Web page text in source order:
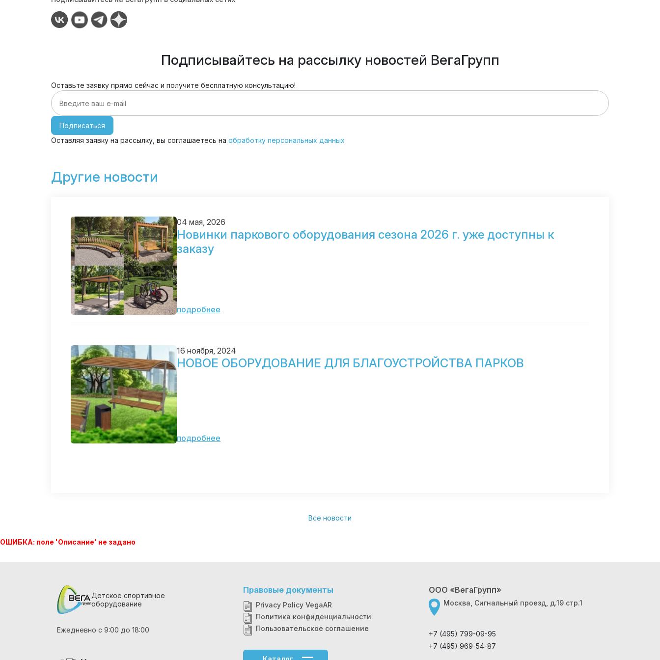
Подписывайтесь на рассылку новостей ВегаГрупп
Оставьте заявку прямо сейчас и получите бесплатную консультацию!
Подписаться
Оставляя заявку на рассылку, вы соглашаетесь на обработку персональных данных
Другие новости
04 мая, 2026
Новинки паркового оборудования сезона 2026 г. уже доступны к
заказу
подробнее
16 ноября, 2024
НОВОЕ ОБОРУДОВАНИЕ ДЛЯ БЛАГОУСТРОЙСТВА ПАРКОВ
подробнее
Все новости
ОШИБКА: поле 'Описание' не задано
Детское спортивное
оборудование
Ежедневно с 9:00 до 18:00
Правовые документы
Privacy Policy VegaAR
Политика конфиденциальности
Пользовательское соглашение
ООО «ВегаГрупп»
Москва, Сигнальный проезд, д.19 стр.1
+7 (495) 799-09-95
+7 (495) 969-54-87